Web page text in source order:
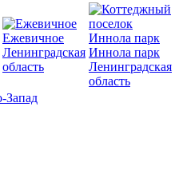
Ежевичное
Ленинградская
область
Иннола парк
Ленинградская
область